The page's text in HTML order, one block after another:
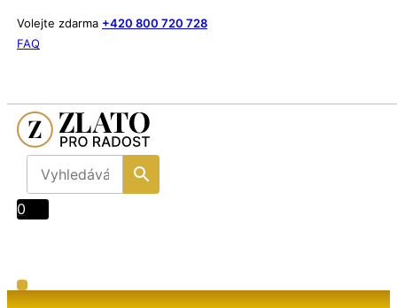
Volejte zdarma +420 800 720 728
FAQ
0